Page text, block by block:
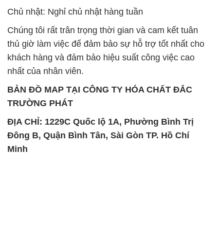
Chủ nhật: Nghỉ chủ nhật hàng tuần
Chúng tôi rất trân trọng thời gian và cam kết tuân
thủ giờ làm việc để đảm bảo sự hỗ trợ tốt nhất cho
khách hàng và đảm bảo hiệu suất công việc cao
nhất của nhân viên.
BẢN ĐỒ MAP TẠI CÔNG TY HÓA CHẤT ĐẮC
TRƯỜNG PHÁT
ĐỊA CHỈ: 1229C Quốc lộ 1A, Phường Bình Trị
Đông B, Quận Bình Tân, Sài Gòn TP. Hồ Chí
Minh